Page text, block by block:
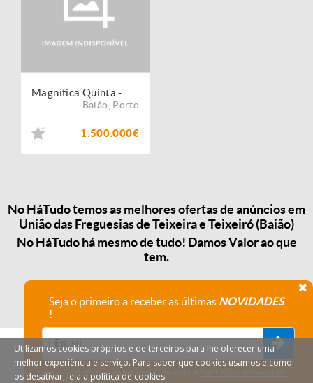
Baião Porto
1.500.000€
No HáTudo temos as melhores ofertas de anúncios em
União das Freguesias de Teixeira e Teixeiró (Baião)
No HáTudo há mesmo de tudo! Damos Valor ao que
tem.
Seja o primeiro a receber as últimas NOVIDADES
!
Declaro que compreendi e aceito a Política de privacidade
Utilizamos cookies próprios e de terceiros para lhe oferecer uma
melhor experiência e serviço. Para saber que cookies usamos e como
os desativar, leia a política de cookies.